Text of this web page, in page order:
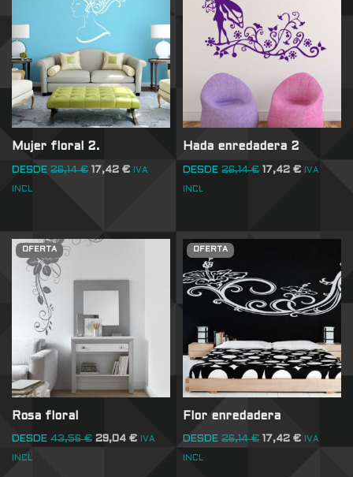
Mujer floral 2.
DESDE 26,14€ 17,42 € IVA
INCL
Hada enredadera 2
DESDE 26,14€ 17,42€ IVA
INCL
OFERTA
Rosa floral
DESDE 43,56€ 29,04 € IVA
INCL
OFERTA
Flor enredadera
DESDE 26,14€ 17,42€ IVA
INCL